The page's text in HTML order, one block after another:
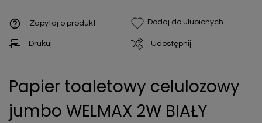
help_outline Zapytaj o produkt Dodaj do ulubionych
Drukuj Udostępnij
Papier toaletowy celulozowy
jumbo WELMAX 2W BIAŁY